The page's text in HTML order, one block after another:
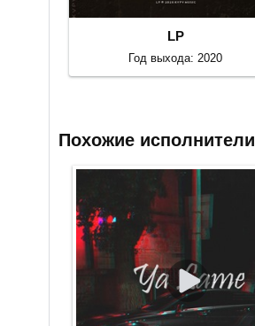
LP
Год выхода: 2020
Похожие исполнители